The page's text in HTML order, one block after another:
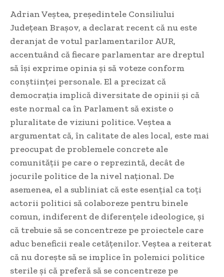
Adrian Veștea, președintele Consiliului
Județean Brașov, a declarat recent că nu este
deranjat de votul parlamentarilor AUR,
accentuând că fiecare parlamentar are dreptul
să își exprime opinia și să voteze conform
conștiinței personale. El a precizat că
democrația implică diversitate de opinii și că
este normal ca în Parlament să existe o
pluralitate de viziuni politice. Veștea a
argumentat că, în calitate de ales local, este mai
preocupat de problemele concrete ale
comunității pe care o reprezintă, decât de
jocurile politice de la nivel național. De
asemenea, el a subliniat că este esențial ca toți
actorii politici să colaboreze pentru binele
comun, indiferent de diferențele ideologice, și
că trebuie să se concentreze pe proiectele care
aduc beneficii reale cetățenilor. Veștea a reiterat
că nu dorește să se implice în polemici politice
sterile și că preferă să se concentreze pe